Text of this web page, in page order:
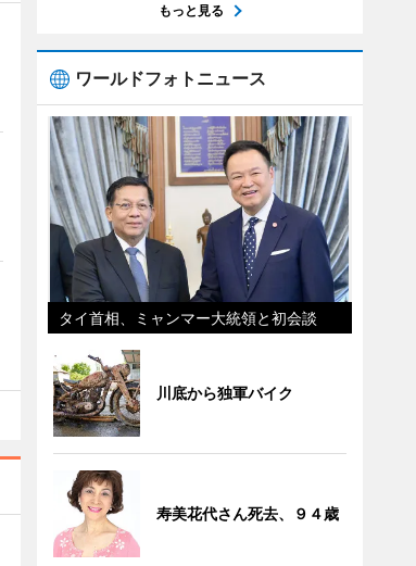
もっと見る
ワールドフォトニュース
タイ首相、ミャンマー大統領と初会談
川底から独軍バイク
寿美花代さん死去、９４歳